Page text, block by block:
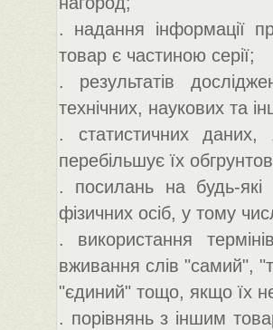
. надання інформації
товар є частиною серії;
. результатів
технічних, наукових та
. статистичних даних,
перебільшує їх
. посилань на будь-
фізичних осіб, у тому
. використання
вживання слів "самий",
"єдиний" тощо, якщо їх
. порівнянь з іншим